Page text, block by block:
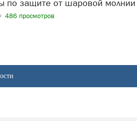
по защите от шаровой молнии
486 просмотров